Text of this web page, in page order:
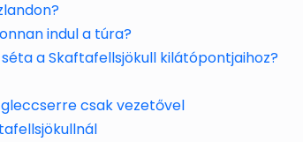
indul a túra?
a Skaftafellsjökull kilátópontjaihoz?
csak vezetővel